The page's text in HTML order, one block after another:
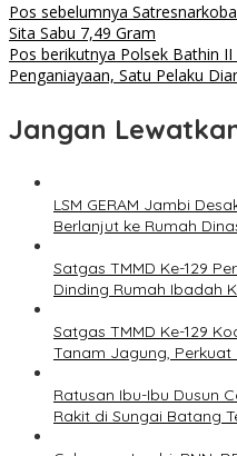
Pos sebelumnya
Sita Sabu 7,49 Gram
Pos berikutnya Polsek Bathin II
Penganiayaan, Satu Pelaku
Jangan
LSM GERAM Jambi
Berlanjut ke Rumah
Satgas TMMD Ke-129
Dinding Rumah Ibadah
Satgas TMMD Ke-129
Tanam Jagung,
Ratusan Ibu-Ibu Dusun
Rakit di Sungai Batang